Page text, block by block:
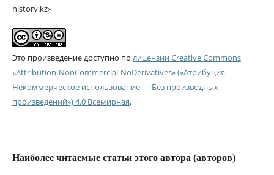
history.kz»
Это произведение доступно по лицензии Creative Commons
«Attribution-NonCommercial-NoDerivatives» («Атрибуция —
Некоммерческое использование — Без производных
произведений») 4.0 Всемирная.
Наиболее читаемые статьи этого автора (авторов)